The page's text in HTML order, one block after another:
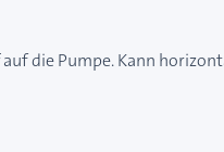
die Pumpe. Kann